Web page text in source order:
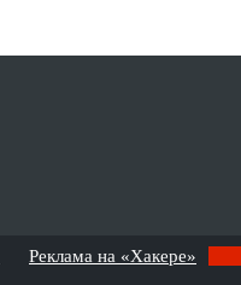
Реклама на «Хакере»